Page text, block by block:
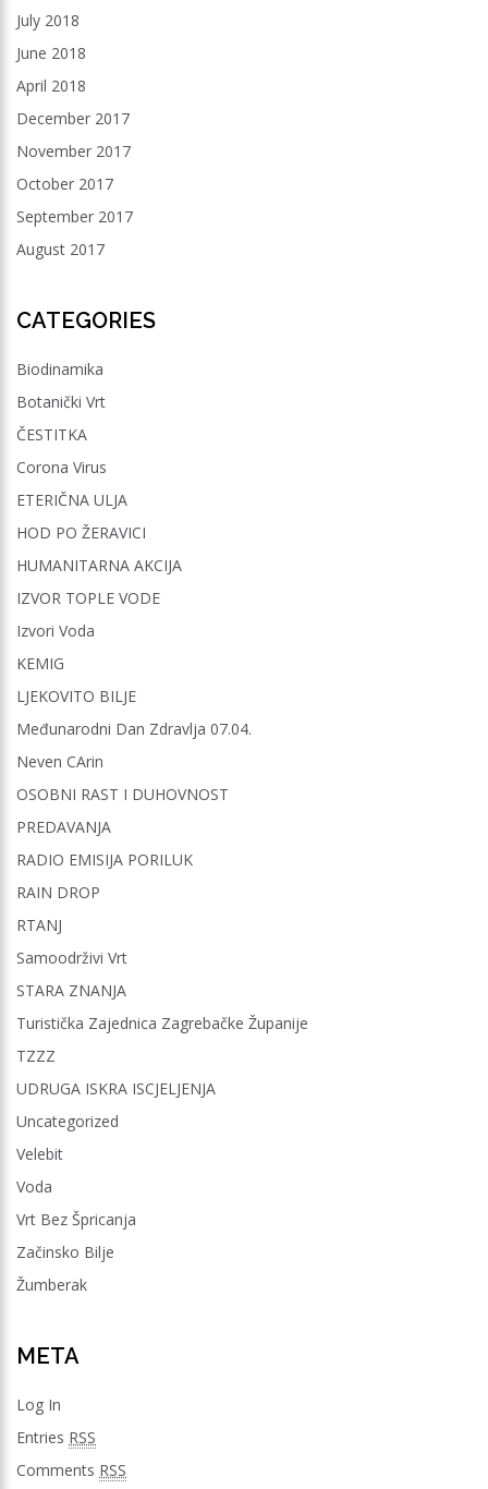
July 2018
June 2018
April 2018
December 2017
November 2017
October 2017
September 2017
August 2017
CATEGORIES
Biodinamika
Botanički Vrt
ČESTITKA
Corona Virus
ETERIČNA ULJA
HOD PO ŽERAVICI
HUMANITARNA AKCIJA
IZVOR TOPLE VODE
Izvori Voda
KEMIG
LJEKOVITO BILJE
Međunarodni Dan Zdravlja 07.04.
Neven CArin
OSOBNI RAST I DUHOVNOST
PREDAVANJA
RADIO EMISIJA PORILUK
RAIN DROP
RTANJ
Samoodrživi Vrt
STARA ZNANJA
Turistička Zajednica Zagrebačke Županije
TZZZ
UDRUGA ISKRA ISCJELJENJA
Uncategorized
Velebit
Voda
Vrt Bez Špricanja
Začinsko Bilje
Žumberak
META
Log In
Entries RSS
Comments RSS